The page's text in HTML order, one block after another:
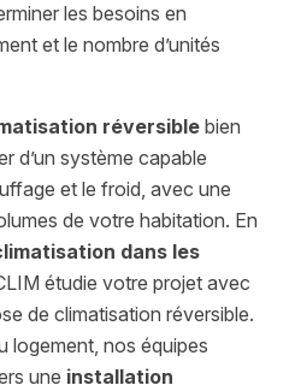
les besoins en
et le nombre d’unités
réversiblebien
d’un système capable
et le froid, avec une
de votre habitation. En
dans les
étudie votre projet avec
de climatisation réversible.
logement, nos équipes
une installation